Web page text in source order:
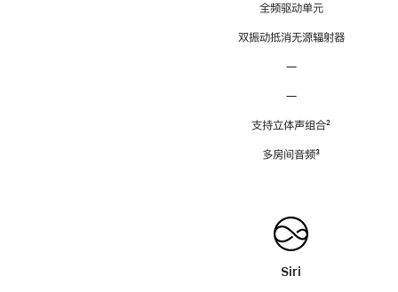
全频驱动单元
双振动抵消无源辐射器
—
—
支持立体声组合脚
²
多房间音频脚
³
Siri